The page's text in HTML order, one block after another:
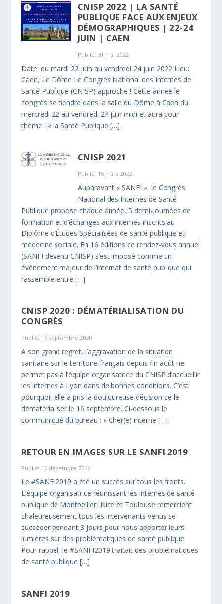
CNISP 2022 | LA SANTÉ
PUBLIQUE FACE AUX ENJEUX
DÉMOGRAPHIQUES | 22-24
JUIN | CAEN
Publié: 31 mai 2022
Date: du mardi 22 juin au vendredi 24 juin 2022 Lieu:
Caen, Le Dôme Le Congrès National des Internes de
Santé Publique (CNISP) approche ! Cette année le
congrès se tiendra dans la salle du Dôme à Caen du
mercredi 22 au vendredi 24 juin midi et aura pour
thème : « la Santé Publique […]
CNISP 2021
Publié: 15 mars 2022
Auparavant « SANFI », le Congrès
National des Internes de Santé
Publique propose chaque année, 5 demi-journées de
formation et d’échanges aux internes inscrits au
Diplôme d’Études Spécialisées de santé publique et
médecine sociale. En 16 éditions ce rendez-vous annuel
(SANFI devenu CNISP) s’est imposé comme un
événement majeur de l’internat de santé publique qui
rassemble entre […]
CNISP 2020 : DÉMATÉRIALISATION DU
CONGRÈS
Publié: 19 septembre 2020
A son grand regret, l’aggravation de la situation
sanitaire sur le territoire français depuis fin août ne
permet pas à l’équipe organisatrice du CNISP d’accueillir
les internes à Lyon dans de bonnes conditions. C’est
pourquoi, elle a pris la douloureuse décision de le
dématérialiser le 16 septembre. Ci-dessous le
communiqué du bureau : « Cher(e) interne […]
RETOUR EN IMAGES SUR LE SANFI 2019
Publié: 10 décembre 2019
Le #SANFI2019 a été un succès sur tous les fronts.
L’équipe organisatrice réunissant les internes de santé
publique de Montpellier, Nice et Toulouse remercient
chaleureusement tous les intervenants venus se
succéder pendant 3 jours pour nous apporter leurs
lumières sur des problématiques de santé publique.
Pour rappel, le #SANFI2019 traitait des problématiques
de santé publique […]
SANFI 2019